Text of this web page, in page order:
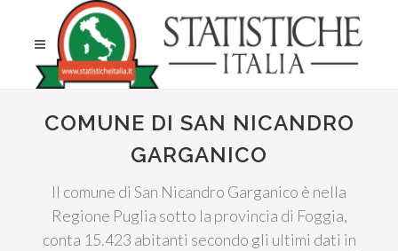
COMUNE DI SAN NICANDRO
GARGANICO
Il comune di San Nicandro Garganico è nella
Regione Puglia sotto la provincia di Foggia,
conta 15.423 abitanti secondo gli ultimi dati in